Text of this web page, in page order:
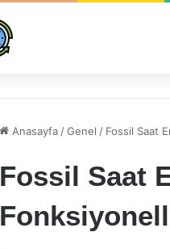
Anasayfa /Genel / Fossil Saat
Fossil Saat